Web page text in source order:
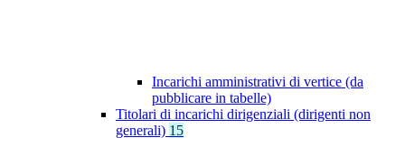
Incarichi amministrativi di vertice (da
pubblicare in tabelle)
Titolari di incarichi dirigenziali (dirigenti non
generali) 15